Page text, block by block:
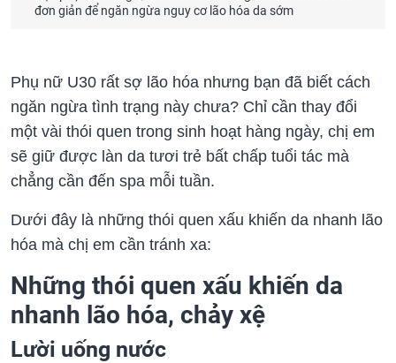
đơn giản để ngăn ngừa nguy cơ lão hóa da sớm
Phụ nữ U30 rất sợ lão hóa nhưng bạn đã biết cách
ngăn ngừa tình trạng này chưa? Chỉ cần thay đổi
một vài thói quen trong sinh hoạt hàng ngày, chị em
sẽ giữ được làn da tươi trẻ bất chấp tuổi tác mà
chẳng cần đến spa mỗi tuần.
Dưới đây là những thói quen xấu khiến da nhanh lão
hóa mà chị em cần tránh xa:
Những thói quen xấu khiến da
nhanh lão hóa, chảy xệ
Lười uống nước